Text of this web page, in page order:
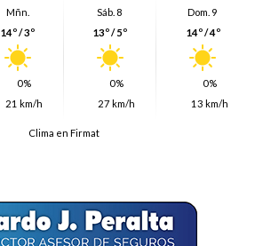
Mñn.
14º / 3º
0%
21 km/h
Sáb. 8
13º / 5º
0%
27 km/h
Dom. 9
14º / 4º
0%
13 km/h
Clima en Firmat